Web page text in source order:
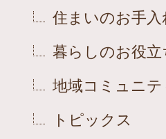
住まいのお手
暮らしのお役立
地域コミュニテ
トピックス